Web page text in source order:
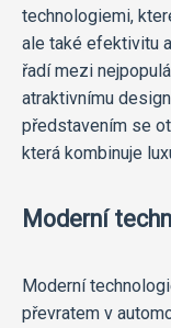
technologiemi,
ale také efektivitu
řadí mezi
atraktivnímu
představením se
která kombinuje
Moderní
Moderní
převratem v